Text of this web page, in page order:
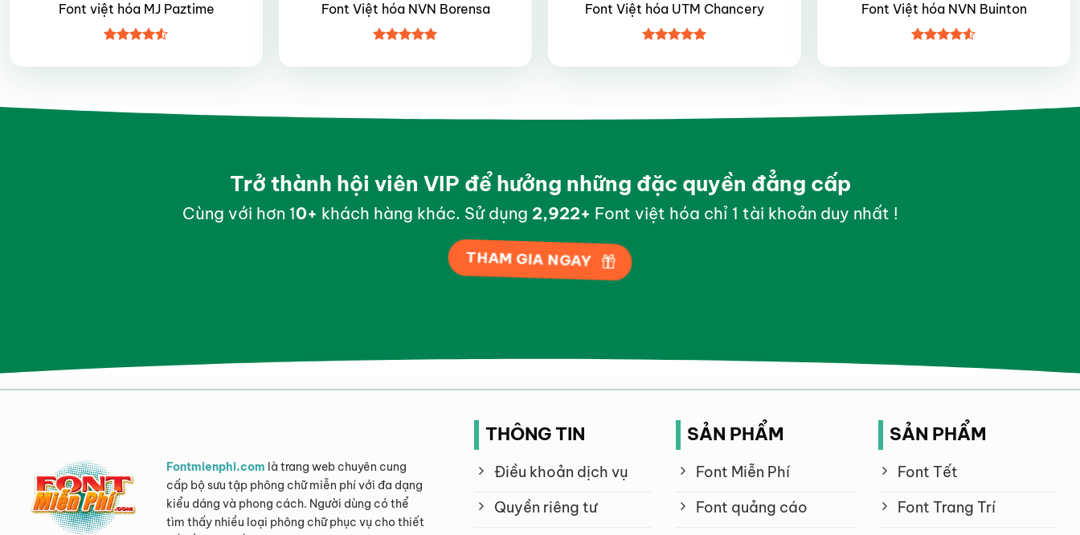
Font việt hóa MJ Paztime
hạng4.5
Font Việt hóa NVN Borensa
hạng4.95
Font Việt hóa UTM Chancery
hạng4.95
Font Việt hóa NVN Buinton
hạng4.5
Trở thành hội viên VIP để hưởng những đặc quyền đẳng cấp
Cùng với hơn 10+ khách hàng khác. Sử dụng 2,999+ Font việt hóa chỉ 1 tài khoản duy nhất !
THAM GIA NGAY
Fontmienphi.com là trang web chuyên cung
cấp bộ sưu tập phông chữ miễn phí với đa dạng
kiểu dáng và phong cách. Người dùng có thể
tìm thấy nhiều loại phông chữ phục vụ cho thiết
THÔNG TIN
Điều khoản dịch vụ
Quyền riêng tư
SẢN PHẨM
Font Miễn Phí
Font quảng cáo
SẢN PHẨM
Font Tết
Font Trang Trí